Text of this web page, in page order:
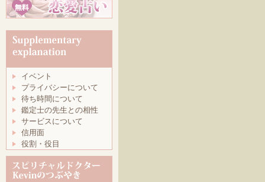
イベント
プライバシーについて
待ち時間について
鑑定士の先生との相性
サービスについて
信用面
役割・役目